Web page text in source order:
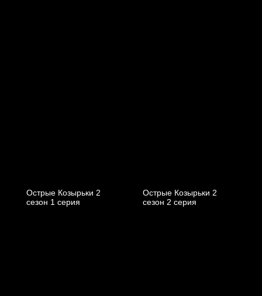
Острые Козырьки 2
cезон 1 cерия
Острые Козырьки 2
cезон 2 cерия